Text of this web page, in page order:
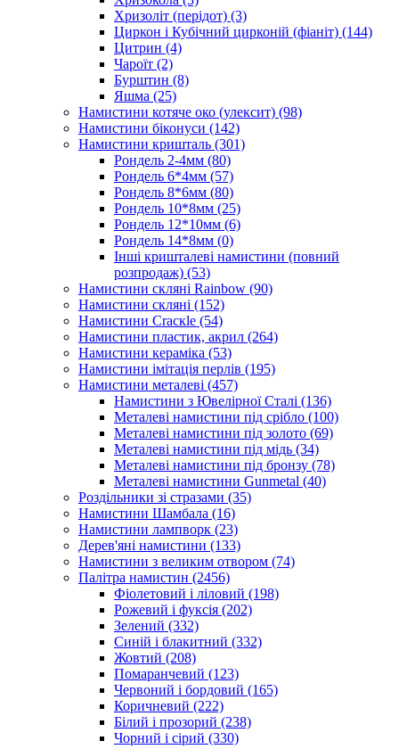
Хризоліт (перідот) (3)
Циркон і Кубічний цирконій (фіаніт) (144)
Цитрин (4)
Чароїт (2)
Бурштин (8)
Яшма (25)
Намистини котяче око (улексит) (98)
Намистини біконуси (142)
Намистини кришталь (301)
Рондель 2-4мм (80)
Рондель 6*4мм (57)
Рондель 8*6мм (80)
Рондель 10*8мм (25)
Рондель 12*10мм (6)
Рондель 14*8мм (0)
Інші кришталеві намистини (повний
розпродаж) (53)
Намистини скляні Rainbow (90)
Намистини скляні (152)
Намистини Cracкle (54)
Намистини пластик, акрил (264)
Намистини кераміка (53)
Намистини імітація перлів (195)
Намистини металеві (457)
Намистини з Ювелірної Сталі (136)
Металеві намистини під срібло (100)
Металеві намистини під золото (69)
Металеві намистини під мідь (34)
Металеві намистини під бронзу (78)
Металеві намистини Gunmetal (40)
Роздільники зі стразами (35)
Намистини Шамбала (16)
Намистини лампворк (23)
Дерев'яні намистини (133)
Намистини з великим отвором (74)
Палітра намистин (2456)
Фіолетовий і ліловий (198)
Рожевий і фуксія (202)
Зелений (332)
Синій і блакитний (332)
Жовтий (208)
Помаранчевий (123)
Червоний і бордовий (165)
Коричневий (222)
Білий і прозорий (238)
Чорний і сірий (330)